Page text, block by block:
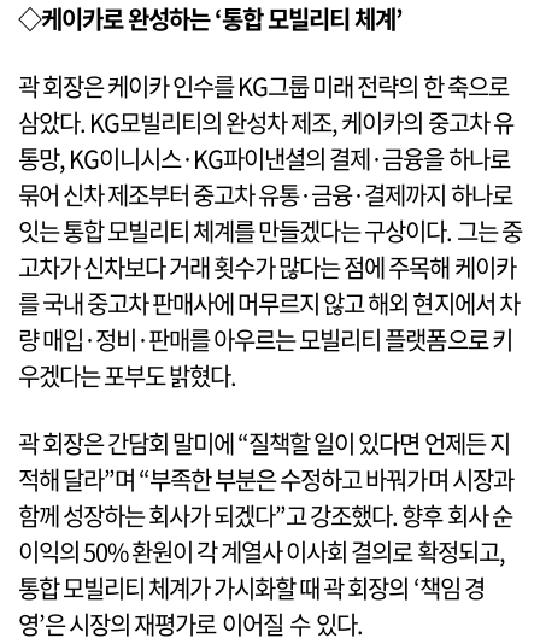
◇케이카로 완성하는 ‘통합 모빌리티 체계’
곽 회장은 케이카 인수를 KG그룹 미래 전략의 한 축으로
삼았다. KG모빌리티의 완성차 제조, 케이카의 중고차 유
통망, KG이니시스·KG파이낸셜의 결제·금융을 하나로
묶어 신차 제조부터 중고차 유통·금융·결제까지 하나로
잇는 통합 모빌리티 체계를 만들겠다는 구상이다. 그는 중
고차가 신차보다 거래 횟수가 많다는 점에 주목해 케이카
를 국내 중고차 판매사에 머무르지 않고 해외 현지에서 차
량 매입·정비·판매를 아우르는 모빌리티 플랫폼으로 키
우겠다는 포부도 밝혔다.
곽 회장은 간담회 말미에 “질책할 일이 있다면 언제든 지
적해 달라”며 “부족한 부분은 수정하고 바꿔가며 시장과
함께 성장하는 회사가 되겠다”고 강조했다. 향후 회사 순
이익의 50% 환원이 각 계열사 이사회 결의로 확정되고,
통합 모빌리티 체계가 가시화할 때 곽 회장의 ‘책임 경
영’은 시장의 재평가로 이어질 수 있다.